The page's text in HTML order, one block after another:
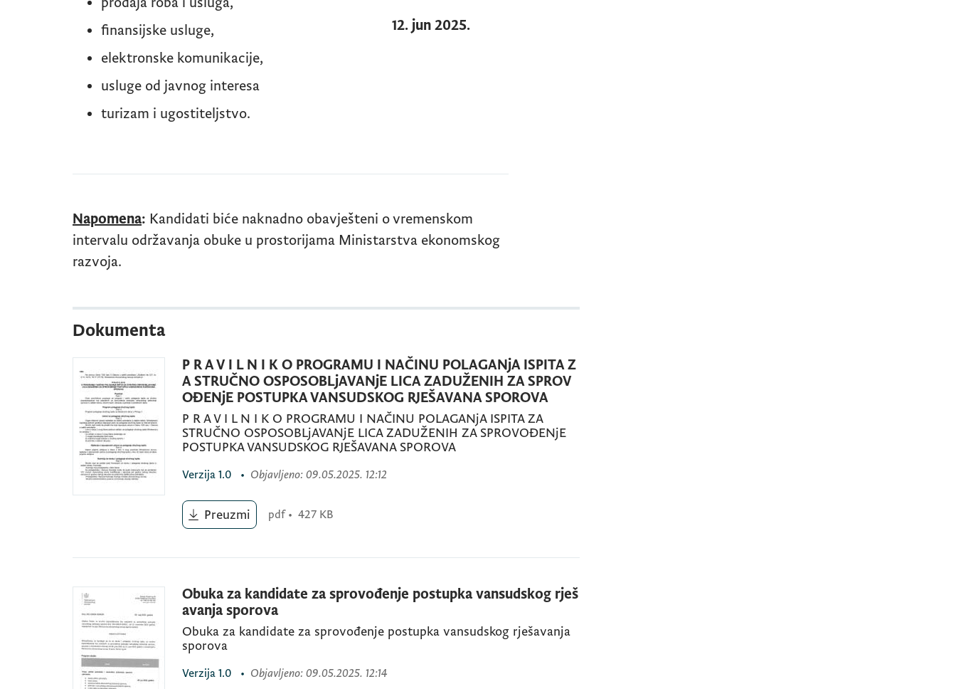
finansijske usluge,
elektronske komunikacije,
usluge od javnog interesa
turizam i ugostiteljstvo.
12. jun 2025.
Napomena: Kandidati biće naknadno obavješteni o vremenskom
intervalu održavanja obuke u prostorijama Ministarstva ekonomskog
razvoja.
Dokumenta
P R A V I L N I K O PROGRAMU I NAČINU POLAGANjA ISPITA Z
A STRUČNO OSPOSOBLjAVANjE LICA ZADUŽENIH ZA SPROV
OĐENjE POSTUPKA VANSUDSKOG RJEŠAVANA SPOROVA
P R A V I L N I K O PROGRAMU I NAČINU POLAGANjA ISPITA ZA
STRUČNO OSPOSOBLjAVANjE LICA ZADUŽENIH ZA SPROVOĐENjE
POSTUPKA VANSUDSKOG RJEŠAVANA SPOROVA
Verzija 1.0 • Objavljeno: 09.05.2025. 12:12
Preuzmi pdf • 427 KB
Obuka za kandidate za sprovođenje postupka vansudskog rješ
avanja sporova
Obuka za kandidate za sprovođenje postupka vansudskog rješavanja
sporova
Verzija 1.0 • Objavljeno: 09.05.2025. 12:14